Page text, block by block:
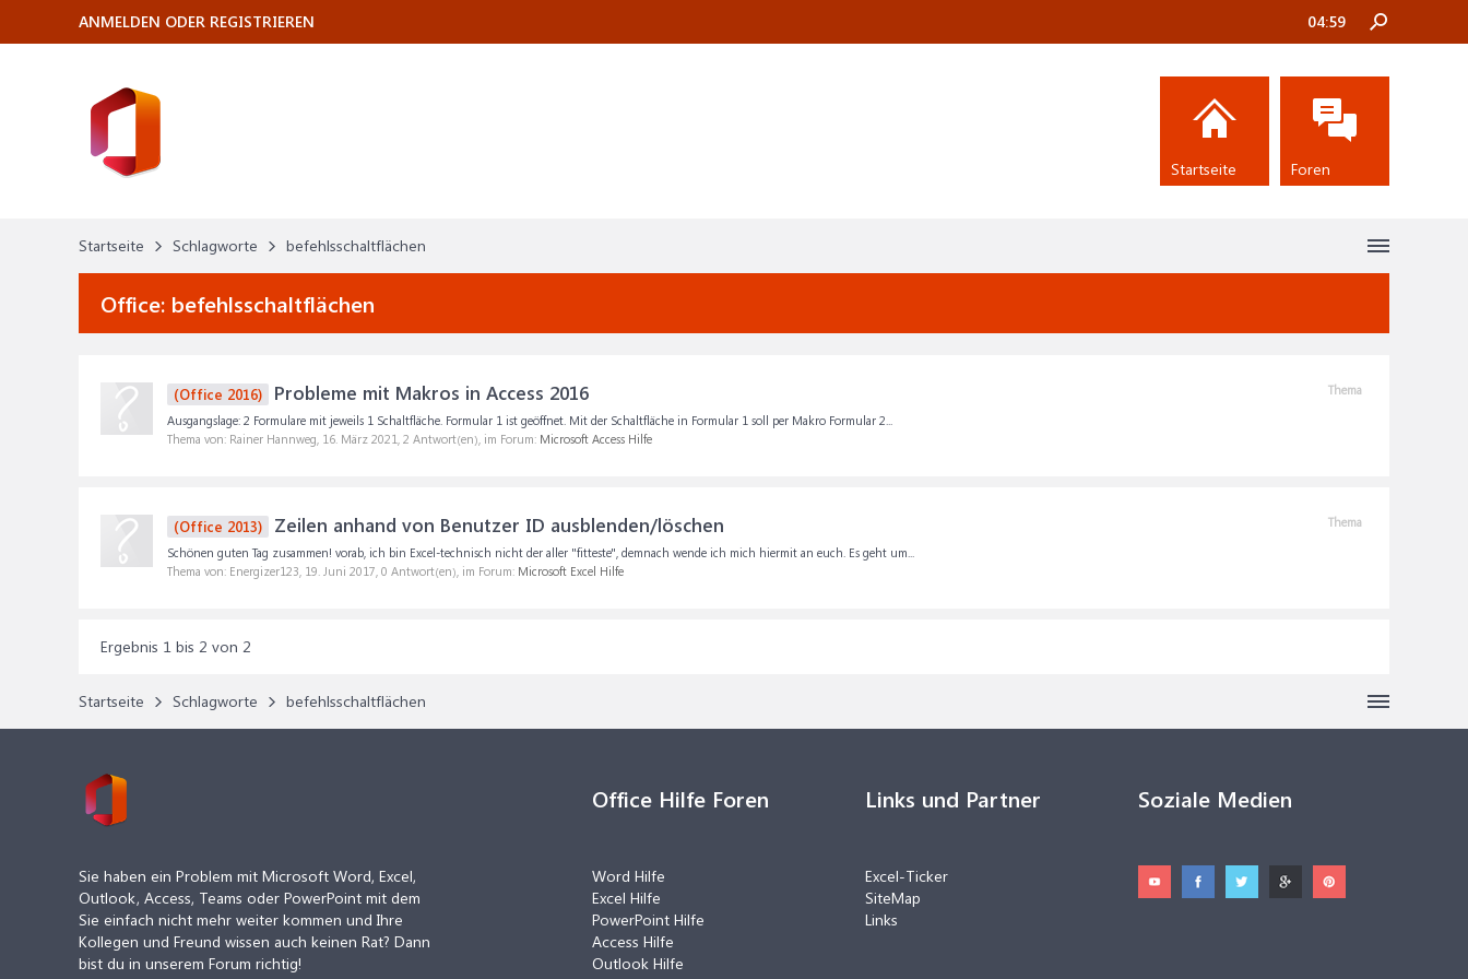
Startseite Schlagworte befehlsschaltflächen
Office: befehlsschaltflächen
Thema
(Office 2016) Probleme mit Makros in Access 2016
Ausgangslage: 2 Formulare mit jeweils 1 Schaltfläche. Formular 1 ist geöffnet. Mit der Schaltfläche in Formular 1 soll per Makro Formular 2...
Thema von: Rainer Hannweg, 16. März 2021, 2 Antwort(en), im Forum: Microsoft Access Hilfe
Thema
(Office 2013) Zeilen anhand von Benutzer ID ausblenden/löschen
Schönen guten Tag zusammen! vorab, ich bin Excel-technisch nicht der aller "fitteste", demnach wende ich mich hiermit an euch. Es geht um...
Thema von: Energizer123, 19. Juni 2017, 0 Antwort(en), im Forum: Microsoft Excel Hilfe
Ergebnis 1 bis 2 von 2
Startseite Schlagworte befehlsschaltflächen
ANMELDEN ODER REGISTRIEREN 04:59
Startseite Foren
Sie haben ein Problem mit Microsoft Word, Excel,
Outlook, Access, Teams oder PowerPoint mit dem
Sie einfach nicht mehr weiter kommen und Ihre
Kollegen und Freund wissen auch keinen Rat? Dann
bist du in unserem Forum richtig!
Office Hilfe Foren
Word Hilfe
Excel Hilfe
PowerPoint Hilfe
Access Hilfe
Outlook Hilfe
Links und Partner
Excel-Ticker
SiteMap
Links
Soziale Medien